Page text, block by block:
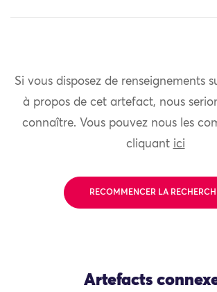
Si vous disposez de renseignements
à propos de cet artefact, nous
connaître. Vous pouvez nous les
cliquant ici
RECOMMENCER LA
Artefacts